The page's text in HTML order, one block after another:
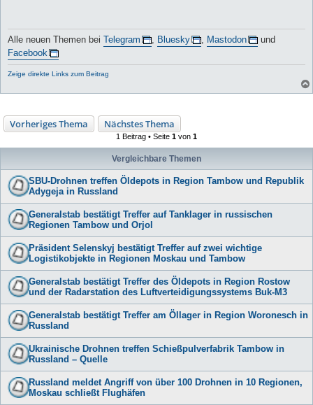
Alle neuen Themen bei Telegram , Bluesky , Mastodon
und
Facebook
Zeige direkte Links zum Beitrag
Vorheriges Thema Nächstes Thema
1 Beitrag • Seite 1 von 1
Vergleichbare Themen
SBU-Drohnen treffen Öldepots in Region Tambow und Republik
Adygeja in Russland
Generalstab bestätigt Treffer auf Tanklager in russischen
Regionen Tambow und Orjol
Präsident Selenskyj bestätigt Treffer auf zwei wichtige
Logistikobjekte in Regionen Moskau und Tambow
Generalstab bestätigt Treffer des Öldepots in Region Rostow
und der Radarstation des Luftverteidigungssystems Buk-M3
Generalstab bestätigt Treffer am Öllager in Region Woronesch in
Russland
Ukrainische Drohnen treffen Schießpulverfabrik Tambow in
Russland – Quelle
Russland meldet Angriff von über 100 Drohnen in 10 Regionen,
Moskau schließt Flughäfen